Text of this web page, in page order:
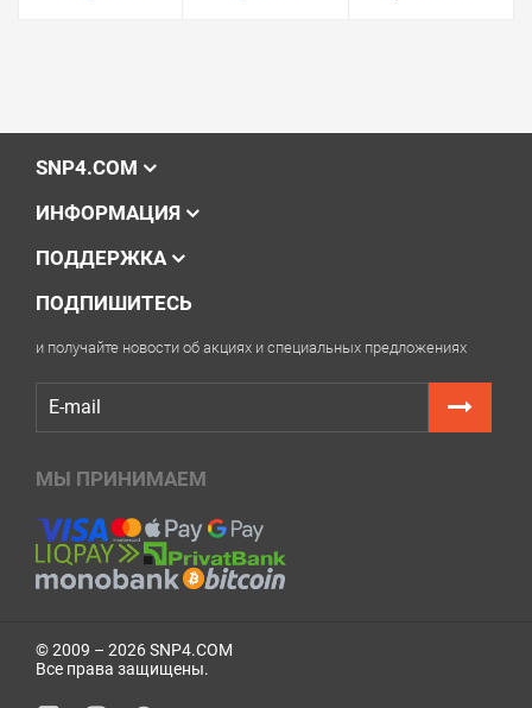
SNP4.COM
ИНФОРМАЦИЯ
ПОДДЕРЖКА
ПОДПИШИТЕСЬ
и получайте новости об акциях и специальных предложениях
МЫ ПРИНИМАЕМ
© 2009 – 2026 SNP4.COM
Все права защищены.